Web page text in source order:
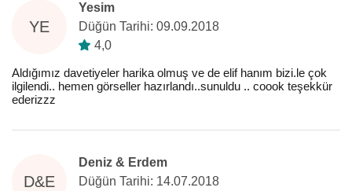
YE
Yesim
Düğün Tarihi: 09.09.2018
4,0
Aldığımız davetiyeler harika olmuş ve de elif hanım bizi.le çok
ilgilendi.. hemen görseller hazırlandı..sunuldu .. coook teşekkür
ederizzz
D&E
Deniz & Erdem
Düğün Tarihi: 14.07.2018